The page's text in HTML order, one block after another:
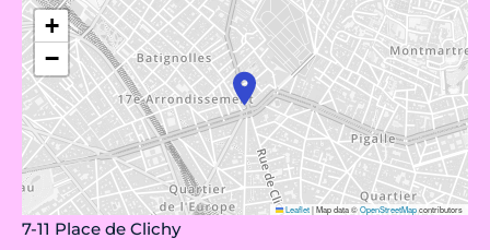
+
−
Leaflet|Map data ©OpenStreetMapcontributors
7-11 Place de Clichy